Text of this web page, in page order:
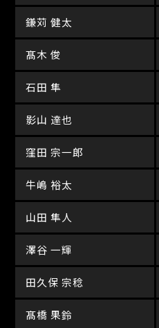
鎌苅 健太
髙木 俊
石田 隼
影山 達也
窪田 宗一郎
牛嶋 裕太
山田 隼人
澤谷 一輝
田久保 宗稔
髙橋 果鈴